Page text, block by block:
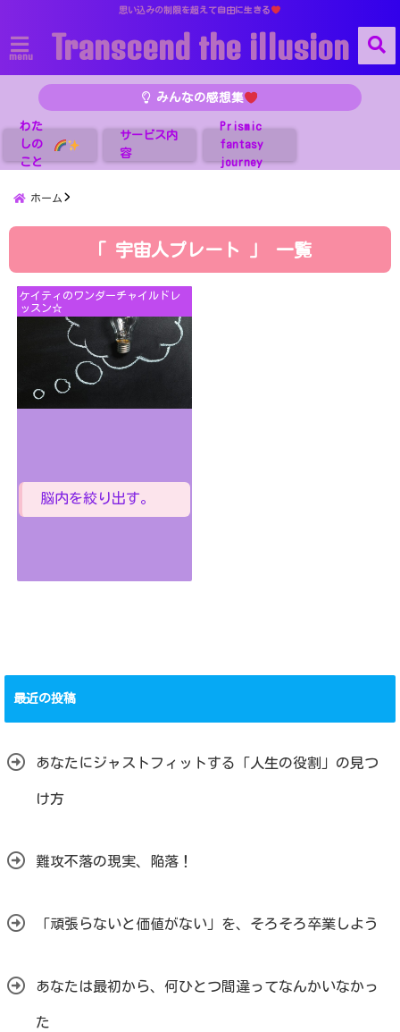
思い込みの制限を超えて自由に生きる
menu Transcend the illusion
みんなの感想集
わた
しの
こと
サービス内
容
Prismic
fantasy
journey
ホーム
「 宇宙人プレート 」 一覧
ケイティのワンダーチャイルドレ
ッスン☆
脳内を絞り出す。
最近の投稿
あなたにジャストフィットする「人生の役割」の見つ
け方
難攻不落の現実、陥落！
「頑張らないと価値がない」を、そろそろ卒業しよう
あなたは最初から、何ひとつ間違ってなんかいなかっ
た